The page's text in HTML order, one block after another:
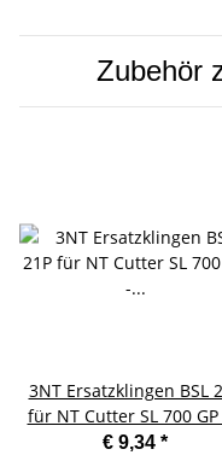
Zubehör
3NT Ersatzklingen BSL
für NT Cutter SL 700 GP
Stück
€ 9,34 *